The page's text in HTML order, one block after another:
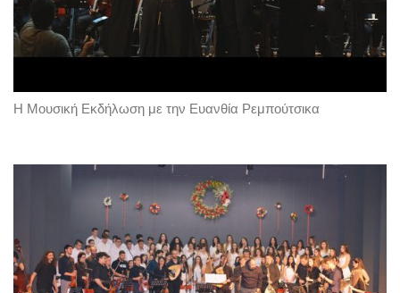
Η Μουσική Εκδήλωση με την Ευανθία Ρεμπούτσικα